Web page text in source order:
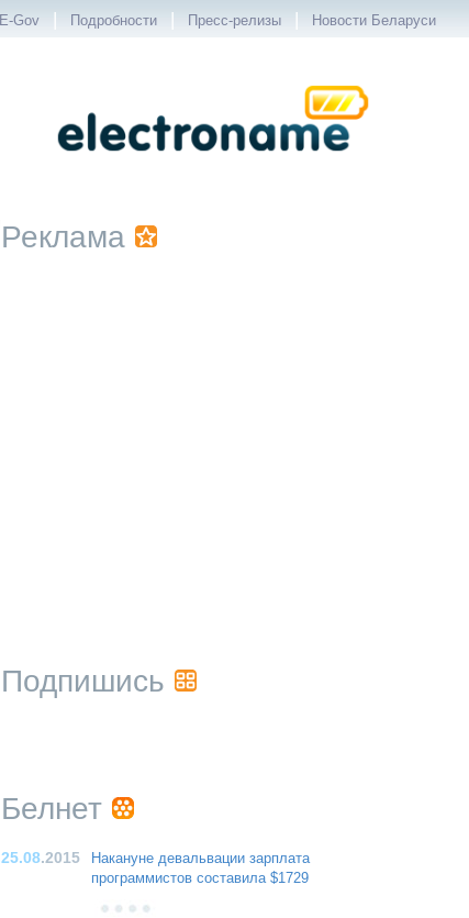
E-Gov | Подробности | Пресс-релизы | Новости Беларуси
Реклама
Подпишись
Белнет
25.08.2015
Накануне девальвации зарплата
программистов составила $1729